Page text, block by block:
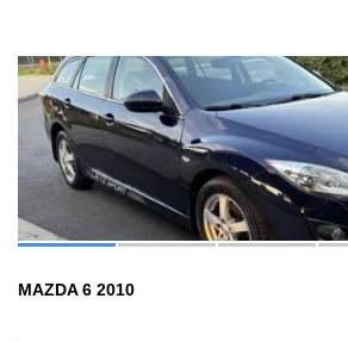
34
MAZDA 6 2010